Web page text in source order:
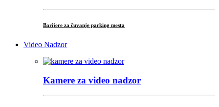
Barijere za čuvanje parking mesta
Video Nadzor
Kamere za video nadzor